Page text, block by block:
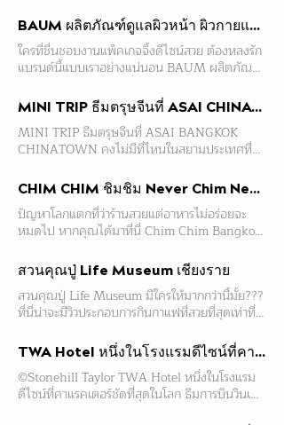
แหงนหน้ามองดูกลุ่มอาคารที่ดูลึกลับจนเกือบจะ
เหนือจริงแห่งนี้ด้วยความประทับใจ (การเลือกใช้ คำ
ว่า Abraxas ซึ่งอยู่ในตำนานโบราณอายุนับพันปีก็
ยิ่งทำให้ดูลึกลับไปอีก) และมันก็ช่างเข้ากันกับ
Mockingjay จริงๆด้วย ตึกเหล่านี้ในความเป็นจริง
แล้วเป็นโปรเจ็คท์ที่พักอาศัยสไตล์ Post-Modern
ในย่าน Marne-La Vallée ทางฝั่งตะวันออกของ
ปารีส และที่นี่ก็มีคนอาศัยอยู่มาตั้งแต่ต้นทศวรรษ
ส่วนใหญ่จะเป็นชาวต่างด้าวที่อพยพมาจากประเทศ
ต่างๆ จากหน้าตาของอาคาร ชาว #hopsters หลาย
คนอาจจะพอเดาออกว่าสถานที่แห่งนี้ออกแบบโดย
Ricardo Bofill ปรมาจารย์สถาปนิกชาวสเปน เพราะ
Theatrical สูงมาก เขาออกแบบให้ Les Espaces
D’Abraxas ประกอบไปด้วยสิ่งก่อสร้าง 3 ส่วนคือ
Le Palacio, Le Théâtre และ L’Arc ซึ่งถูกจัดวาง
ให้ปิดล้อมพื้นที่ด้านในเกือบรอบด้านและมีลานอยู่
ตรงกลาง ไม่แน่ใจว่างานดีไซน์พื้นที่แบบเกือบปิด
ทั้งหมดนี้เป็นความตั้งใจจะสนองนโยบายผู้มีอำนาจ
สมัยนั้นที่ตัดสินใจสร้างเมืองใหม่โดยพยายามแบ่ง
แยกไม่ให้ผู้อพยพต่างด้าวไปอยู่ปะปนกับชาว
ฝรั่งเศสหรือไม่ แต่ที่แน่ๆคือ Drama ความแปลก
BAUM ผลิตภัณฑ์ดูแลผิวหน้า ผิวกายและน้ำหอมน้องใหม่จาก Shiseido
ใครที่ชื่นชอบงานแพ็คเกจจิ้งดีไซน์สวย ต้องหลงรัก
แบรนด์นี้แบบเราอย่างแน่นอน BAUM ผลิตภัณฑ์
Shiseido ที่มีคอนเซ็ปต์ “EVERY TREE, A
BEAUTIFUL BEGINNING” BAUM เน้นการ
สร้างสรรค์ผลิตภัณฑ์ผ่านแนวคิด "พลังแห่งต้นไม้"
และ "การอยู่ร่วมกับธรรมชาติ" ซึ่งเป็นแก่นแท้ของ
อุม" เป็นภาษาเยอรมันที่แปลว่า "ต้นไม้" ประกอบไป
ด้วยผลิตภัณฑ์ 27 ประเภทรวมถึงผลิตภัณฑ์ล้าง
เครื่องสำอาง, ทำความสะอาดหน้า, ครีมบำรุงผิว,
ครีมทามือ, โลชั่นบำรุงผิวและน้ำหอมในห้อง
จากวัสดุที่ได้จากธรรมชาติโดยไม่ต้องใช้พาราเบน,
ซิลิโคนหรือสีสังเคราะห์เลย จากแนวคิดของพลัง
แห่งต้นไม้ ที่มีอายุยั่งยืนเป็นเวลาหลายร้อยปีและมี
ความยืดหยุ่นสอดคล้องกับสภาพแวดล้อมที่
เปลี่ยนแปลง BAUM ก็ให้ความสนใจกับฟังก์ชั่น
สามอย่างคือ "การกักเก็บน้ำ", "การเติบโต" และ "การ
ปกป้องสิ่งแวดล้อม" เพื่อเป็นการลดผลกระทบต่อสิ่ง
แวดล้อมให้มากที่สุด ทางแบรนด์ BAUM จึงเลือก
ใช้ขวดพลาสติกและขวดแก้วที่สามารถนำกลับมา
MINI TRIP ธีมตรุษจีนที่ ASAI CHINATOWN
MINI TRIP ธีมตรุษจีนที่ ASAI BANGKOK
CHINATOWN คงไม่มีที่ไหนในสยามประเทศที่จะ
คงไม่มียุคไหนที่การท่องเที่ยวเยาวราชจะโก้เก๋ไปกว่า
ยุคนี้ เพราะทั้งคาเฟ่ ร้านอาหาร และโรงแรมดูดีมี
ดีไซน์ต่างก็ทยอยผุดขึ้นมาให้ฮือฮาอย่างต่อเนื่อง
วันนี้เราขอนำเสนอไอเดีย Mini Trip ธีมตรุษจีนให้
คอนเท้นต์ใน Social Media เราอยากชวนให้ไปปัก
หลักพักค้างกันที่ ASAI โรงแรมไลฟ์สไตล์ ดีไซน์ดี
ในราคาที่เอื้อมถึง แถมอยู่ใจกลางไชน่าทาวน์ศูนย์
รวมความอร่อย (ขออนุญาตปลดตะขอกางเกงนิด
นับร้อยปี ASAI เป็นแบรนด์ใหม่ล่าสุดในเครือดุสิต
ธานีที่เน้นกลุ่มนักท่องเที่ยวยุคใหม่ซึ่งมาพร้อมกับ
แนวคิด “Live Local” โดยสนับสนุนให้แขกที่เข้า
พักได้รับประสบการณ์ที่เป็นเสน่ห์เฉพาะในแต่ละ
Location อย่างเต็มที่ เรื่องของความเป็นมืออาชีพ
CHIM CHIM ชิมชิม Never Chim Never Know
ปัญหาโลกแตกที่ว่าร้านสวยแต่อาหารไม่อร่อยจะ
หมดไป หากคุณได้มาที่นี่ Chim Chim Bangkok
ดีสุดๆ เหมือนได้มานั่งกินข้าวในแกลอรี่แสนเก๋ยังไง
ยังงั้นเลยแหละ วันนี้เราจะพาเพื่อนๆชาว #Hop ไป
นั่งชิมอาหารรสเยี่ยมท่ามกลางบรรยากาศที่อบอวล
ไปด้วยสีสันของงานศิลปะและดีไซน์กันที่ Chim
กินสายอาร์ทต้องถูกใจที่นี่แน่นอน!! 'ชิมชิม' เป็นร้าน
อาหารคอนเซปต์ Art-inspired social diner ที่จะ
เสิร์ฟตั้งแต่มื้อเช้าจนถึงค่ำ แถมยังมีกาแฟเมล็ดพรี
เมี่ยมจาก Roots พิซซ่าแป้งซาวร์โด พาสต้าเส้นสดที่
สวนคุณปู่ Life Museum เชียงราย
สวนคุณปู่ Life Museum มีใครให้มากกว่านี้มั้ย???
ที่นี่น่าจะมีวิวประกอบการกินกาแฟที่สวยที่สุดเท่าที่
มาตรวัดไปเลยจ้าาา เพื่อนๆคนไหนมีวิวกินกาแฟ
สวยๆมาอวดกันมั่งน้าาา ป่ะ! #hop ไปจิบคาเฟอีน
และดื่มด่ำกับวิวพันล้านที่ร้านสวนคุณปู่กัน บนดอย
ผาฮี้ และดอยผาหมี จ.เชียงรายนี้เป็นแหล่งปลูก
TWA Hotel หนึ่งในโรงแรมดีไซน์ที่คาแรคเตอร์ชัดที่สุดในโลก
©︎Stonehill Taylor TWA Hotel หนึ่งในโรงแรม
ดีไซน์ที่คาแรคเตอร์ชัดที่สุดในโลก ธีมการบินวินเทจ